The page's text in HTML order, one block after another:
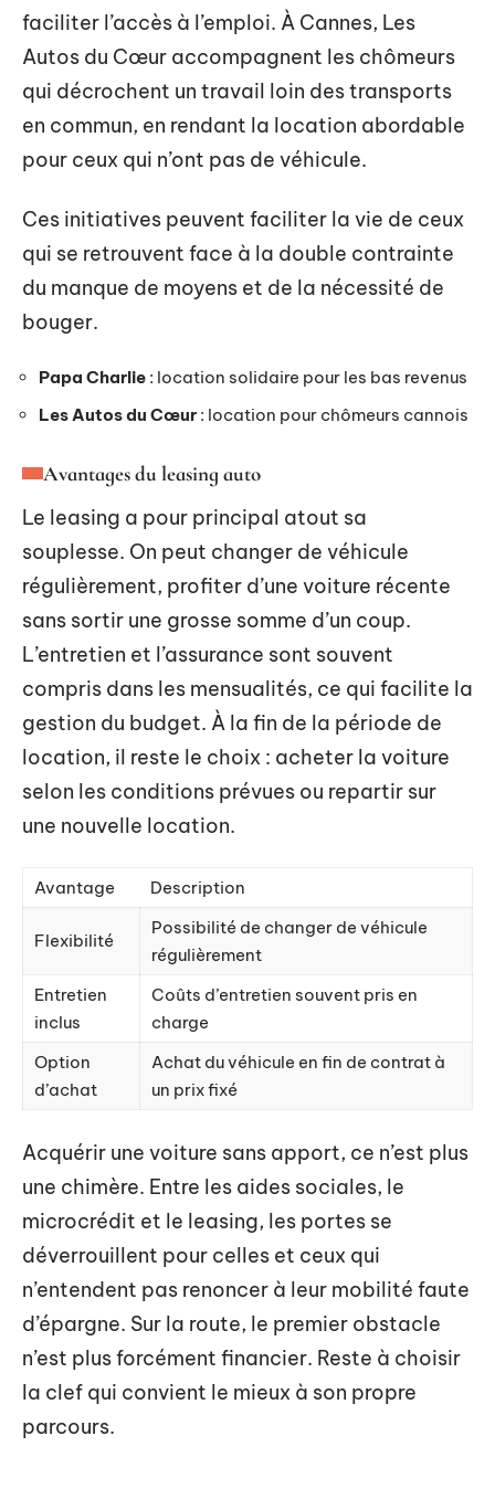
faciliter l’accès à l’emploi. À Cannes, Les
Autos du Cœur accompagnent les chômeurs
qui décrochent un travail loin des transports
en commun, en rendant la location abordable
pour ceux qui n’ont pas de véhicule.
Ces initiatives peuvent faciliter la vie de ceux
qui se retrouvent face à la double contrainte
du manque de moyens et de la nécessité de
bouger.
Papa Charlie : location solidaire pour les bas revenus
Les Autos du Cœur : location pour chômeurs cannois
Avantages du leasing auto
Le leasing a pour principal atout sa
souplesse. On peut changer de véhicule
régulièrement, profiter d’une voiture récente
sans sortir une grosse somme d’un coup.
L’entretien et l’assurance sont souvent
compris dans les mensualités, ce qui facilite la
gestion du budget. À la fin de la période de
location, il reste le choix : acheter la voiture
selon les conditions prévues ou repartir sur
une nouvelle location.
Avantage Description
Flexibilité
Possibilité de changer de véhicule
régulièrement
Entretien
inclus
Coûts d’entretien souvent pris en
charge
Option
d’achat
Achat du véhicule en fin de contrat à
un prix fixé
Acquérir une voiture sans apport, ce n’est plus
une chimère. Entre les aides sociales, le
microcrédit et le leasing, les portes se
déverrouillent pour celles et ceux qui
n’entendent pas renoncer à leur mobilité faute
d’épargne. Sur la route, le premier obstacle
n’est plus forcément financier. Reste à choisir
la clef qui convient le mieux à son propre
parcours.